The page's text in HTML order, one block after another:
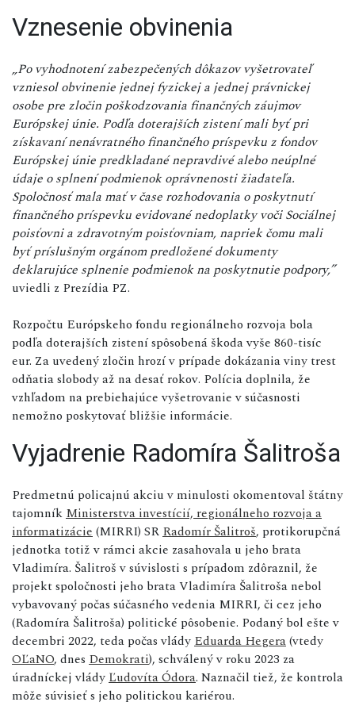
Vznesenie obvinenia
„Po vyhodnotení zabezpečených dôkazov vyšetrovateľ
vzniesol obvinenie jednej fyzickej a jednej právnickej
osobe pre zločin poškodzovania finančných záujmov
Európskej únie. Podľa doterajších zistení mali byť pri
získavaní nenávratného finančného príspevku z fondov
Európskej únie predkladané nepravdivé alebo neúplné
údaje o splnení podmienok oprávnenosti žiadateľa.
Spoločnosť mala mať v čase rozhodovania o poskytnutí
finančného príspevku evidované nedoplatky voči Sociálnej
poisťovni a zdravotným poisťovniam, napriek čomu mali
byť príslušným orgánom predložené dokumenty
deklarujúce splnenie podmienok na poskytnutie podpory,”
uviedli z Prezídia PZ.
Rozpočtu Európskeho fondu regionálneho rozvoja bola
podľa doterajších zistení spôsobená škoda vyše 860-tisíc
eur. Za uvedený zločin hrozí v prípade dokázania viny trest
odňatia slobody až na desať rokov. Polícia doplnila, že
vzhľadom na prebiehajúce vyšetrovanie v súčasnosti
nemožno poskytovať bližšie informácie.
Vyjadrenie Radomíra Šalitroša
Predmetnú policajnú akciu v minulosti okomentoval štátny
tajomník Ministerstva investícií, regionálneho rozvoja a
informatizácie (MIRRI) SR Radomír Šalitroš, protikorupčná
jednotka totiž v rámci akcie zasahovala u jeho brata
Vladimíra. Šalitroš v súvislosti s prípadom zdôraznil, že
projekt spoločnosti jeho brata Vladimíra Šalitroša nebol
vybavovaný počas súčasného vedenia MIRRI, či cez jeho
(Radomíra Šalitroša) politické pôsobenie. Podaný bol ešte v
decembri 2022, teda počas vlády Eduarda Hegera(vtedy
OĽaNO, dnes Demokrati), schválený v roku 2023 za
úradníckej vlády Ľudovíta Ódora. Naznačil tiež, že kontrola
môže súvisieť s jeho politickou kariérou.